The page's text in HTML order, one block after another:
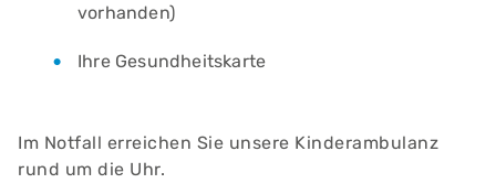
vorhanden)
Ihre Gesundheitskarte
Im Notfall erreichen Sie unsere Kinderambulanz
rund um die Uhr.